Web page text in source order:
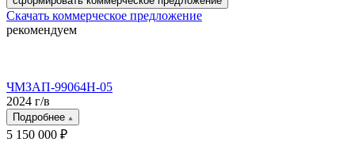
Скачать коммерческое предложение
рекомендуем
ЧМЗАП-99064H-05
2024 г/в
Подробнее
5 150 000 ₽